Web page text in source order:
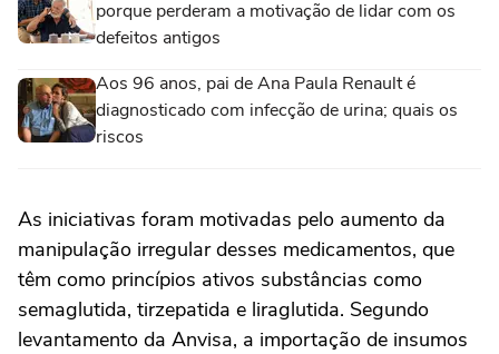
porque perderam a motivação de lidar com os
defeitos antigos
Aos 96 anos, pai de Ana Paula Renault é
diagnosticado com infecção de urina; quais os
riscos
As iniciativas foram motivadas pelo aumento da
manipulação irregular desses medicamentos, que
têm como princípios ativos substâncias como
semaglutida, tirzepatida e liraglutida. Segundo
levantamento da Anvisa, a importação de insumos